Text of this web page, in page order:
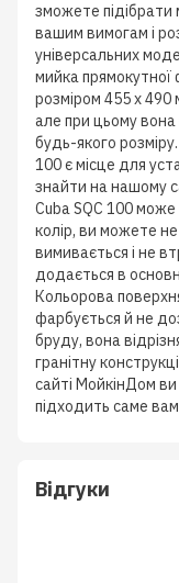
зможете підібрати
вашим вимогам і
універсальних
мийка
розміром 455 х
але при цьому вона
будь-якого
100 є місце для
знайти на нашому
Cuba SQC 100
колір, ви можете
вимивається і не
додається в
Кольорова
фарбується й не
бруду, вона
гранітну
сайті МойкінДом
підходить саме
Відгуки